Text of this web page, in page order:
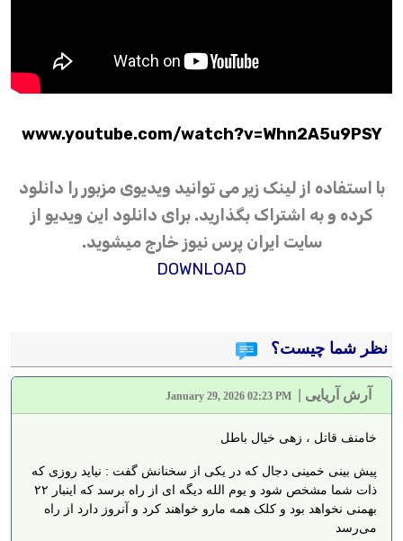
www.youtube.com/watch?v=Whn2A5u9PSY
با استفاده از لینک زیر می توانید ویدیوی مزبور را دانلود
کرده و به اشتراک بگذارید. برای دانلود این ویدیو از
سایت ایران پرس نیوز خارج میشوید.
DOWNLOAD
نظر شما چیست؟
آرش آریایی January 29, 2026 02:23 PM
خامنف قاتل ، زهی خیال باطل
پیش بینی خمینی دجال که در یکی از سخنانش گفت : نیاید روزی که
ذات شما مشخص شود و یوم الله دیگه ای از راه برسد که اینبار ۲۲
بهمنی نخواهد بود و کلک همه مارو خواهند کرد و آنروز دارد از راه
می‌رسد